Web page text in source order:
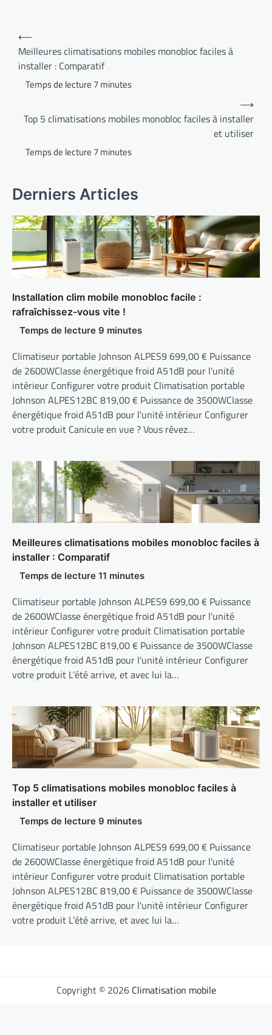
Navigation
de
l’article
⟵
Meilleures climatisations mobiles monobloc faciles à
installer : Comparatif
Top 5 climatisations mobiles monobloc faciles à installer
et utiliser
⟶
Derniers Articles
Installation clim mobile monobloc facile :
rafraîchissez-vous vite !
Climatiseur portable Johnson ALPES9 699,00 € Puissance
de 2600WClasse énergétique froid A51dB pour l'unité
intérieur Configurer votre produit Climatisation portable
Johnson ALPES12BC 819,00 € Puissance de 3500WClasse
énergétique froid A51dB pour l'unité intérieur Configurer
votre produit Canicule en vue ? Vous rêvez…
Meilleures climatisations mobiles monobloc faciles à
installer : Comparatif
Climatiseur portable Johnson ALPES9 699,00 € Puissance
de 2600WClasse énergétique froid A51dB pour l'unité
intérieur Configurer votre produit Climatisation portable
Johnson ALPES12BC 819,00 € Puissance de 3500WClasse
énergétique froid A51dB pour l'unité intérieur Configurer
votre produit L’été arrive, et avec lui la…
Top 5 climatisations mobiles monobloc faciles à
installer et utiliser
Climatiseur portable Johnson ALPES9 699,00 € Puissance
de 2600WClasse énergétique froid A51dB pour l'unité
intérieur Configurer votre produit Climatisation portable
Johnson ALPES12BC 819,00 € Puissance de 3500WClasse
énergétique froid A51dB pour l'unité intérieur Configurer
votre produit L’été arrive, et avec lui la…
Copyright © 2026 Climatisation mobile